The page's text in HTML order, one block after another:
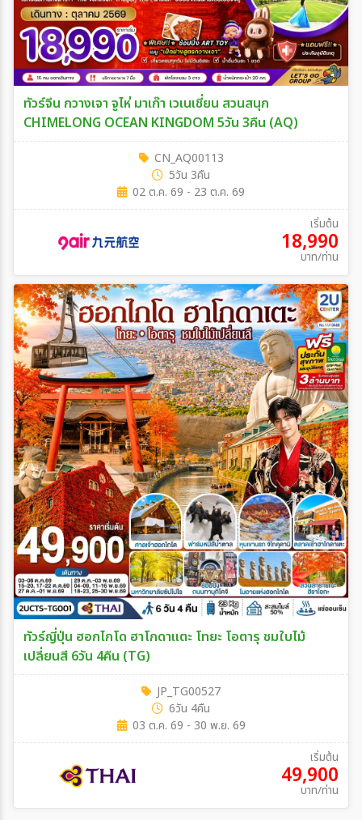
ทัวร์จีน กวางเจา จูไห่ มาเก๊า เวเนเชี่ยน สวนสนุก
CHIMELONG OCEAN KINGDOM 5วัน 3คืน (AQ)
CN_AQ00113
5วัน 3คืน
02 ต.ค. 69 - 23 ต.ค. 69
เริ่มต้น
18,990
บาท/ท่าน
ทัวร์ญี่ปุ่น ฮอกไกโด ฮาโกดาแตะ โทยะ โอตารุ ชมใบไม้
เปลี่ยนสี 6วัน 4คืน (TG)
JP_TG00527
6วัน 4คืน
03 ต.ค. 69 - 30 พ.ย. 69
เริ่มต้น
49,900
บาท/ท่าน